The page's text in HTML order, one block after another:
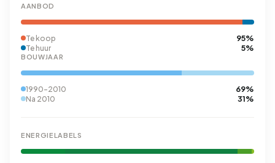
AANBOD
Te koop 95%
Te huur 5%
BOUWJAAR
1990-2010 69%
Na 2010 31%
ENERGIELABELS